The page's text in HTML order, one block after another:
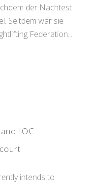
der Nachtest
Seitdem war sie
Federation...
IOC
intends to